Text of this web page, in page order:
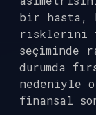
bir hasta,
risklerini
seçiminde
durumda
nedeniyle
finansal